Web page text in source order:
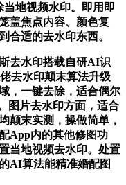
当地视频水印。即用即
盖焦点内容、颜色复
合适的去水印东西。
去水印搭载自研AI识
去水印颠末算法升级
，一键去除，适合偶尔
图片去水印方面，适合
颠末实测，操做简单，
App内的其他修图功
当地视频去水印。处置
AI算法能精准婚配图